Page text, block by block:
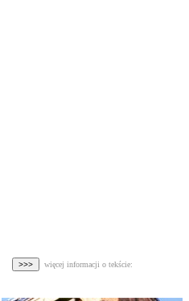
więcej informacji o tekście: